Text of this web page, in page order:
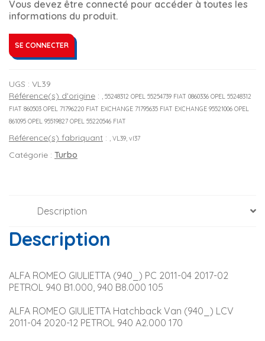
Vous devez être connecté pour accéder à toutes les
informations du produit.
SE CONNECTER
UGS : VL39
Référence(s) d'origine : , 55248312 OPEL 55254739 FIAT 0860336 OPEL 55248312
FIAT 860503 OPEL 71796220 FIAT EXCHANGE 71795635 FIAT EXCHANGE 95521006 OPEL
861095 OPEL 95519827 OPEL 55220546 FIAT
Référence(s) fabriquant : , VL39, vl37
Catégorie : Turbo
Description
Description
ALFA ROMEO GIULIETTA (940_) PC 2011-04 2017-02
PETROL 940 B1.000, 940 B8.000 105
ALFA ROMEO GIULIETTA Hatchback Van (940_) LCV
2011-04 2020-12 PETROL 940 A2.000 170